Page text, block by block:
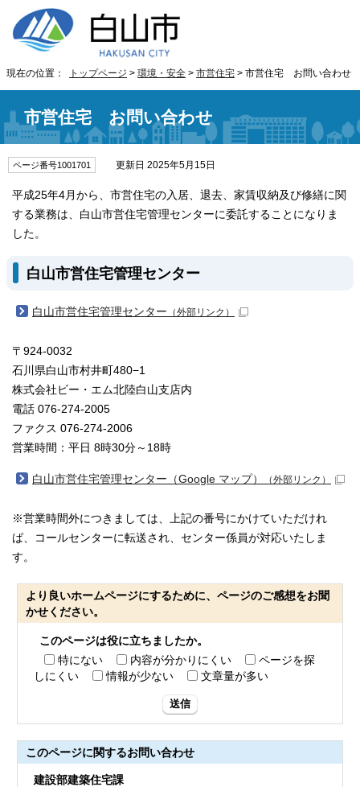
現在の位置： トップページ > 環境・安全 > 市営住宅 > 市営住宅 お問い合わせ
市営住宅 お問い合わせ
ページ番号1001701 更新日 2025年5月15日
平成25年4月から、市営住宅の入居、退去、家賃収納及び修繕に関
する業務は、白山市営住宅管理センターに委託することになりま
した。
白山市営住宅管理センター
白山市営住宅管理センター （外部リンク）
〒924-0032
石川県白山市村井町480−1
株式会社ビー・エム北陸白山支店内
電話 076-274-2005
ファクス 076-274-2006
営業時間：平日 8時30分～18時
白山市営住宅管理センター（Google マップ） （外部リンク）
※営業時間外につきましては、上記の番号にかけていただけれ
ば、コールセンターに転送され、センター係員が対応いたしま
す。
より良いホームページにするために、ページのご感想をお聞
かせください。
このページは役に立ちましたか。
特にない
内容が分かりにくい
ページを探
しにくい
情報が少ない 文章量が多い
送信
このページに関するお問い合わせ
建設部建築住宅課